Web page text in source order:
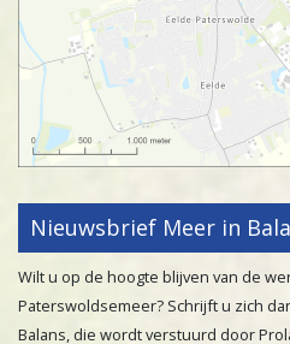
Nieuwsbrief Meer in
Wilt u op de hoogte blijven van de
Paterswoldsemeer? Schrijft u zich
Balans, die wordt verstuurd door